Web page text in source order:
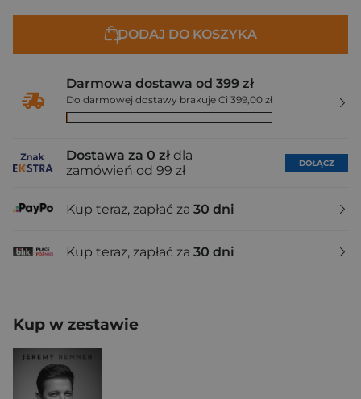
DODAJ DO KOSZYKA
Darmowa dostawa od 399 zł
Do darmowej dostawy brakuje Ci 399,00 zł
Dostawa za 0 zł dla
zamówień od 99 zł
DOŁĄCZ
Kup teraz, zapłać za 30 dni
Kup teraz, zapłać za 30 dni
Kup w zestawie